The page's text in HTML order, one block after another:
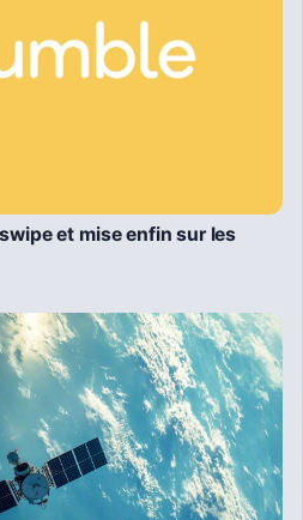
et mise enfin sur les